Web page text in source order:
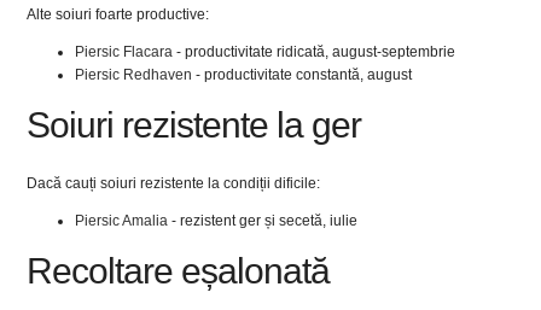
Alte soiuri foarte productive:
Piersic Flacara - productivitate ridicată, august-septembrie
Piersic Redhaven - productivitate constantă, august
Soiuri rezistente la ger
Dacă cauți soiuri rezistente la condiții dificile:
Piersic Amalia - rezistent ger și secetă, iulie
Recoltare eșalonată